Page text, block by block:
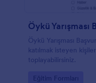
Öykü Yarışması
Öykü Yarışması
katılmak isteyen
toplayabilirsiniz.
Go to Category:
Eğitim Formları